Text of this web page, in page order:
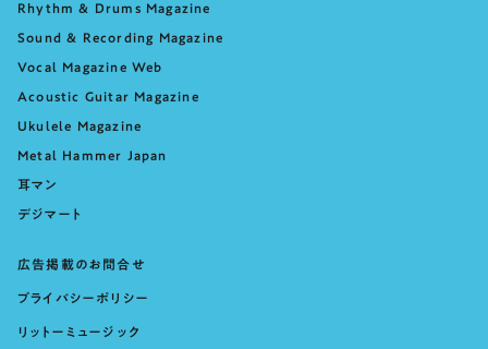
Rhythm & Drums Magazine
Sound & Recording Magazine
Vocal Magazine Web
Acoustic Guitar Magazine
Ukulele Magazine
Metal Hammer Japan
耳マン
デジマート
広告掲載のお問合せ
プライバシーポリシー
リットーミュージック